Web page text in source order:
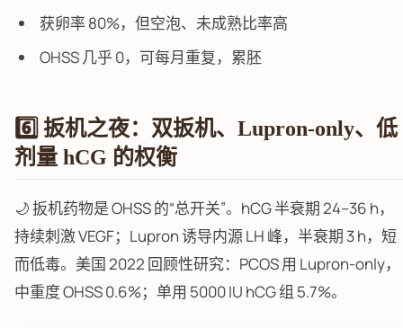
获卵率 80%，但空泡、未成熟比率高
OHSS 几乎 0，可每月重复，累胚
6️⃣ 扳机之夜：双扳机、Lupron-only、低
剂量 hCG 的权衡
🌙 扳机药物是 OHSS 的“总开关”。hCG 半衰期 24–36 h，
持续刺激 VEGF；Lupron 诱导内源 LH 峰，半衰期 3 h，短
而低毒。美国 2022 回顾性研究：PCOS 用 Lupron-only，
中重度 OHSS 0.6%；单用 5000 IU hCG 组 5.7%。